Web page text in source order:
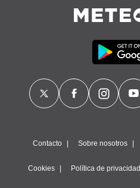
Contacto Sobre nosotros
Cookies Política de privacidad